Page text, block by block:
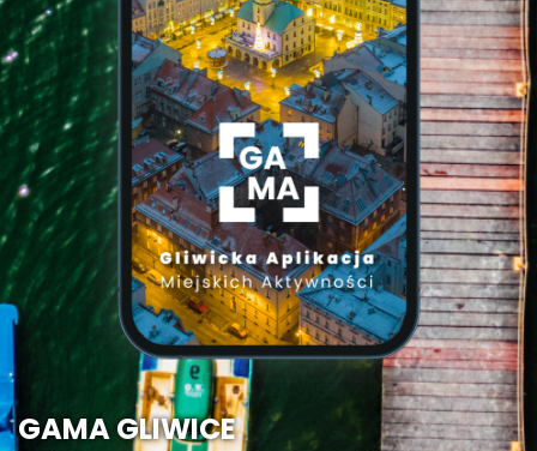
GAMA GLIWICE